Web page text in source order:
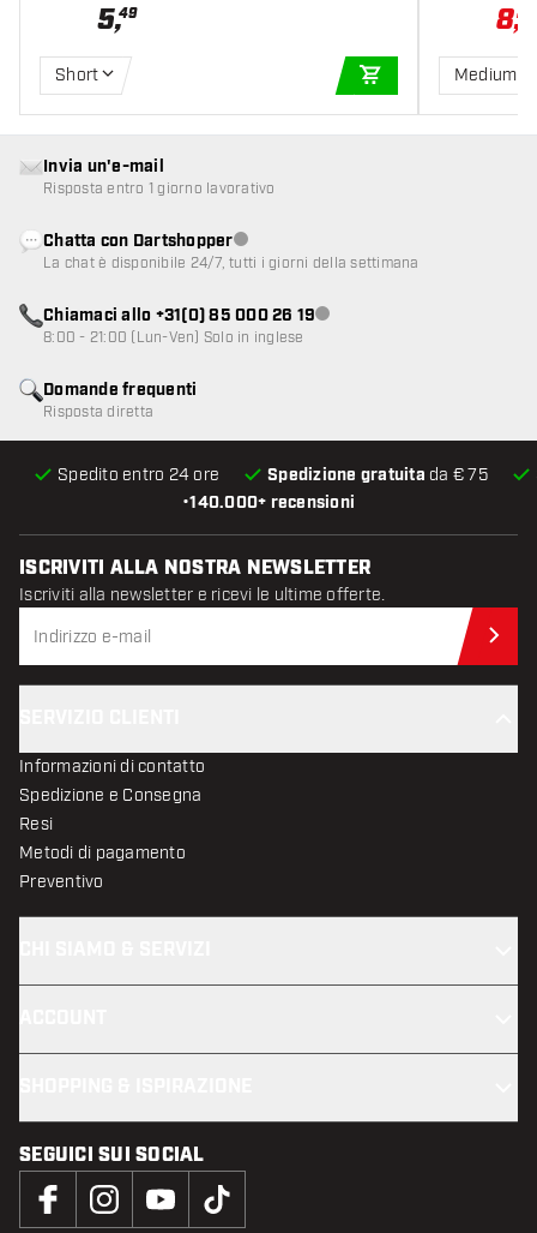
5,49
Short
AGGIUNGI AL
8,21
Medium
•140.000+ recensioni
Spedito entro 24 ore Spedizione gratuita da € 75
Domande frequenti
Risposta diretta
Invia un'e-mail
Risposta entro 1 giorno lavorativo
Chatta con DartshopperServizio clienti non disponibile
La chat è disponibile 24/7, tutti i giorni della settimana
Chiamaci allo +31(0) 85 000 26 19Servizio clienti non disponibile
8:00 - 21:00 (Lun-Ven) Solo in inglese
ISCRIVITI ALLA NOSTRA NEWSLETTER
Iscriviti alla newsletter e ricevi le ultime offerte.
Informazioni di contatto
Spedizione e Consegna
Resi
Metodi di pagamento
Preventivo
SEGUICI SUI SOCIAL